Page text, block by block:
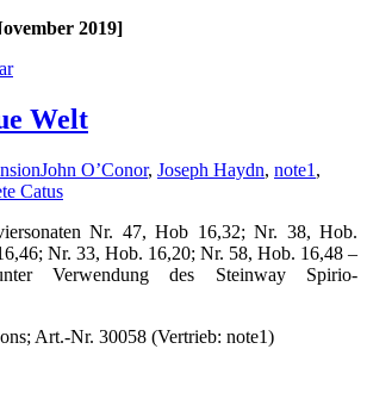
2019]
Welt
John O’Conor, Joseph Haydn, note1 ,
Catus
Nr. 47, Hob 16,32; Nr. 38, Hob.
Nr. 33, Hob. 16,20; Nr. 58, Hob. 16,48 –
Verwendung des Steinway Spirio-
Art.-Nr. 30058 (Vertrieb: note1)